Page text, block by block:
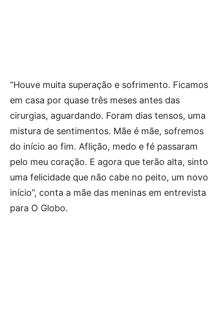
“Houve muita superação e sofrimento. Ficamos
em casa por quase três meses antes das
cirurgias, aguardando. Foram dias tensos, uma
mistura de sentimentos. Mãe é mãe, sofremos
do início ao fim. Aflição, medo e fé passaram
pelo meu coração. E agora que terão alta, sinto
uma felicidade que não cabe no peito, um novo
início”, conta a mãe das meninas em entrevista
para O Globo.